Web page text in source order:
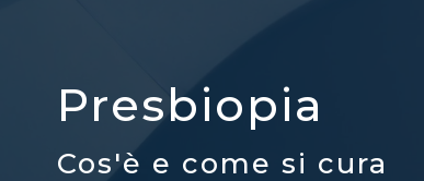
Presbiopia
Cos'è e come si cura